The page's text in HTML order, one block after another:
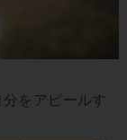
をアピールす